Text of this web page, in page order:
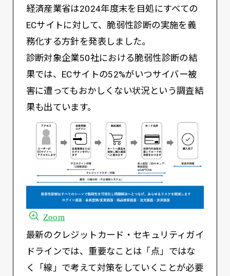
経済産業省は2024年度末を目処にすべての
ECサイトに対して、脆弱性診断の実施を義
務化する方針を発表しました。
診断対象企業50社における脆弱性診断の結
果では、ECサイトの52%がいつサイバー被
害に遭ってもおかしくない状況という調査結
果も出ています。
Zoom
最新のクレジットカード・セキュリティガイ
ドラインでは、重要なことは「点」ではな
く「線」で考えて対策をしていくことが必要